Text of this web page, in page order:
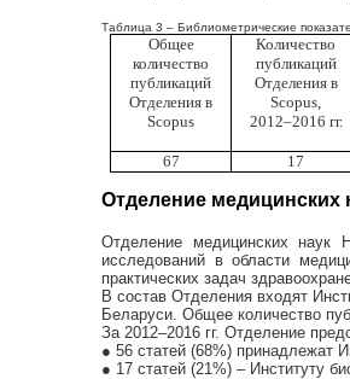
Таблица 3 – Библиометрические
Общее
количество
публикаций
Отделения в
Scopus
Количество
публикаций
Отделения в
Scopus,
2012–2016 гг.
67 17
Отделение медицинских
Отделение медицинских наук
исследований в области
практических задач
В состав Отделения входят
Беларуси. Общее количество
За 2012–2016 гг. Отделение
● 56 статей (68%) принадлежат
● 17 статей (21%) – Институту